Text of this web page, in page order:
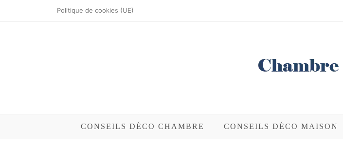
Politique de cookies (UE)
CONSEILS DÉCO CHAMBRE CONSEILS DÉCO MAISON